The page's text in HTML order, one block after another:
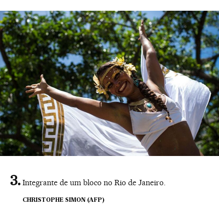
Integrante de um bloco no Rio de Janeiro.
CHRISTOPHE SIMON (AFP)